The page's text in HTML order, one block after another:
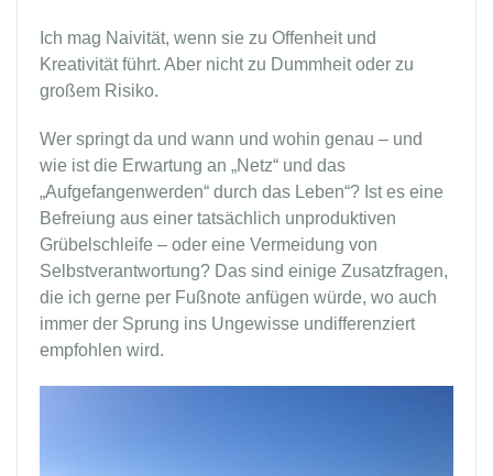
Ich mag Naivität, wenn sie zu Offenheit und
Kreativität führt. Aber nicht zu Dummheit oder zu
großem Risiko.
Wer springt da und wann und wohin genau – und
wie ist die Erwartung an „Netz“ und das
„Aufgefangenwerden“ durch das Leben“? Ist es eine
Befreiung aus einer tatsächlich unproduktiven
Grübelschleife – oder eine Vermeidung von
Selbstverantwortung? Das sind einige Zusatzfragen,
die ich gerne per Fußnote anfügen würde, wo auch
immer der Sprung ins Ungewisse undifferenziert
empfohlen wird.